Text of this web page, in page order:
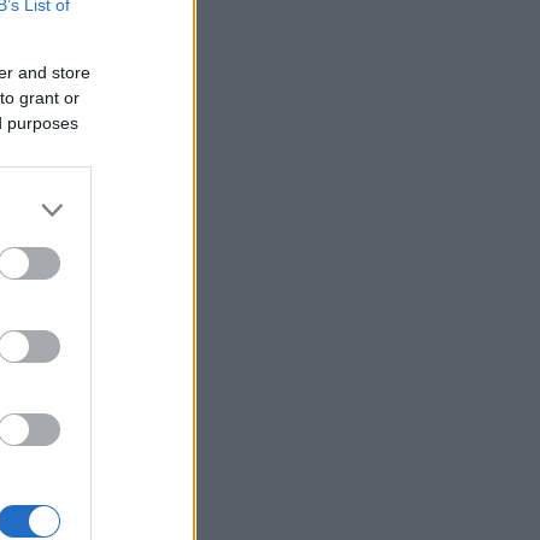
List of
and store
grant or
purposes
til